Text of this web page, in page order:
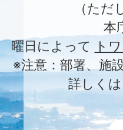
（た
本
曜日によって
ト
※注意：部署、施
詳しく